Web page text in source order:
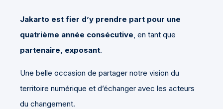
Jakarto est fier d’y prendre part pour une
quatrième année consécutive , en tant que
partenaire, exposant.
Une belle occasion de partager notre vision du
territoire numérique et d’échanger avec les acteurs
du changement.